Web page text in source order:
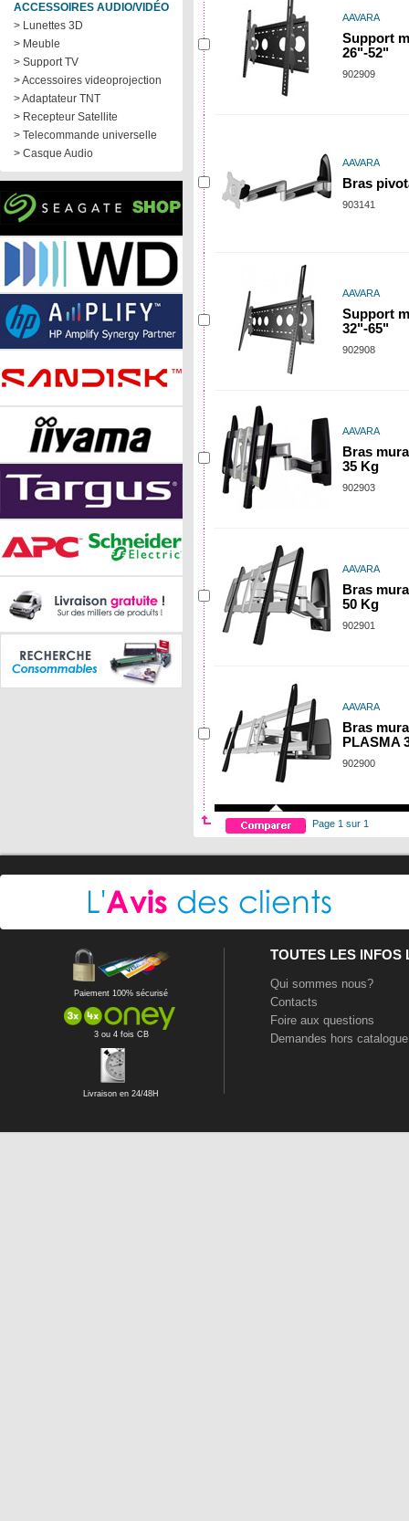
ACCESSOIRES AUDIO/VIDÉO
> Lunettes 3D
> Meuble
> Support TV
> Accessoires videoprojection
> Adaptateur TNT
> Recepteur Satellite
> Telecommande universelle
> Casque Audio
AAVARA
Support
26"-52"
902909
AAVARA
Bras
903141
AAVARA
Support
32"-65"
902908
AAVARA
Bras
35 Kg
902903
AAVARA
Bras
50 Kg
902901
AAVARA
Bras
PLASMA
902900
Page 1 sur 1
Paiement 100% sécurisé
3 ou 4 fois CB
Livraison en 24/48H
TOUTES LES INFOS
Qui sommes nous?
Contacts
Foire aux questions
Demandes hors catalogue